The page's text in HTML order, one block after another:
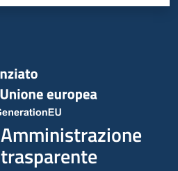
Amministrazione
trasparente